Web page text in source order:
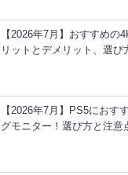
【2026年7月】おすすめの
リットとデメリット、選び
【2026年7月】PS5におす
グモニター！選び方と注意